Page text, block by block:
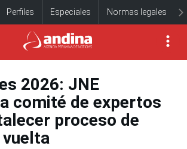
Perfiles Especiales Normas legales
2026: JNE
comité de expertos
proceso de
vuelta